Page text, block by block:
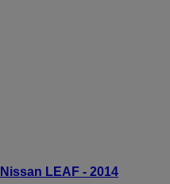
Nissan LEAF - 2014